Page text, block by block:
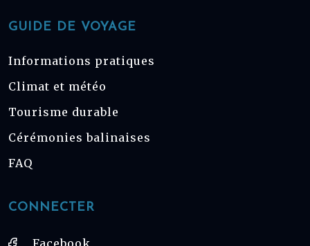
GUIDE DE VOYAGE
Informations pratiques
Climat et météo
Tourisme durable
Cérémonies balinaises
FAQ
CONNECTER
Facebook